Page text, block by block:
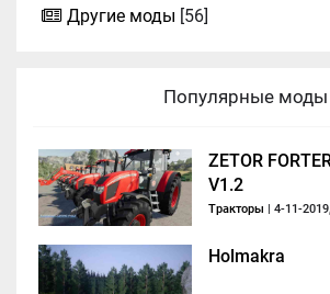
Другие моды [56]
Популярные моды
ZETOR
V1.2
Тракторы | 4-11-
Holmakra